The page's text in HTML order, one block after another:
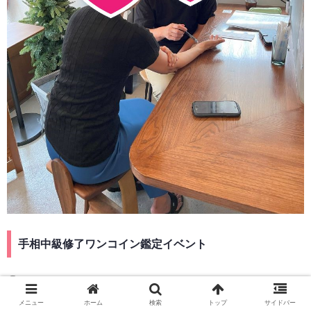
手相中級修了ワンコイン鑑定イベント
メニュー ホーム 検索 トップ サイドバー